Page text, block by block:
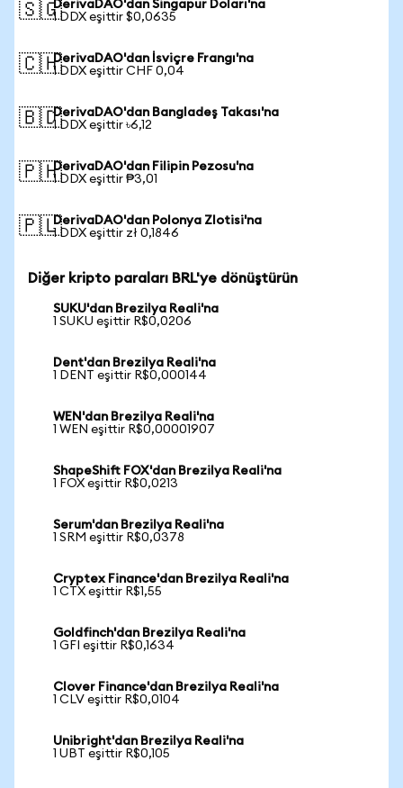
🇸🇬DerivaDAO'dan Singapur Doları'na
1 DDX eşittir $0,0635
🇨🇭DerivaDAO'dan İsviçre Frangı'na
1 DDX eşittir CHF 0,04
🇧🇩DerivaDAO'dan Bangladeş Takası'na
1 DDX eşittir ৳6,12
🇵🇭DerivaDAO'dan Filipin Pezosu'na
1 DDX eşittir ₱3,01
🇵🇱DerivaDAO'dan Polonya Zlotisi'na
1 DDX eşittir zł 0,1846
Diğer kripto paraları BRL'ye dönüştürün
SUKU'dan Brezilya Reali'na
1 SUKU eşittir R$0,0206
Dent'dan Brezilya Reali'na
1 DENT eşittir R$0,000144
WEN'dan Brezilya Reali'na
1 WEN eşittir R$0,00001907
ShapeShift FOX'dan Brezilya Reali'na
1 FOX eşittir R$0,0213
Serum'dan Brezilya Reali'na
1 SRM eşittir R$0,0378
Cryptex Finance'dan Brezilya Reali'na
1 CTX eşittir R$1,55
Goldfinch'dan Brezilya Reali'na
1 GFI eşittir R$0,1634
Clover Finance'dan Brezilya Reali'na
1 CLV eşittir R$0,0104
Unibright'dan Brezilya Reali'na
1 UBT eşittir R$0,105